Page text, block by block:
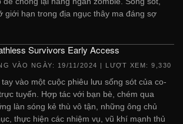
giới hạn trong địa ngục thây ma đáng sợ
Survivors Early Access
VÀO NGÀY: 19/11/2024 | LƯỢT XEM: 9,330
tay vào một cuộc phiêu lưu sống sót của co-
tuyến. Hợp tác với bạn bè, chém qua
làn sóng kẻ thù vô tận, những ông chủ
thực hiện các nhiệm vụ, vũ khí mạnh thủ